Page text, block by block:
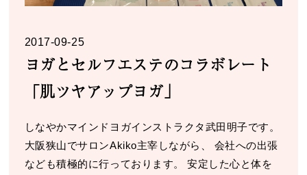
2017-09-25
ヨガとセルフエステのコラボレート
「肌ツヤアップヨガ」
しなやかマインドヨガインストラクタ武田明子です。
大阪狭山でサロンAkiko主宰しながら、 会社への出張
なども積極的に行っております。 安定した心と体を